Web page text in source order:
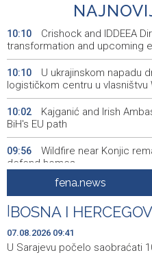
10:10
Crishock and IDDEEA
transformation and upcoming
10:10
U ukrajinskom napadu
logističkom centru u vlasništvu
10:02
Kajganić and Irish
BiH's EU path
09:56
Wildfire near Konjic
defend homes
Juli donio rast
hiljada gostiju i 241 hiljada
09:48
Njemačka tvrdi da
nisu imali municiju
fena.news
BOSNA I
07.08.2026 09:41
U Sarajevu počelo saobraćati